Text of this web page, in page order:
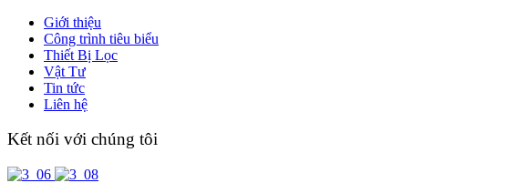
Giới thiệu
Công trình tiêu biểu
Thiết Bị Lọc
Vật Tư
Tin tức
Liên hệ
Kết nối với chúng tôi